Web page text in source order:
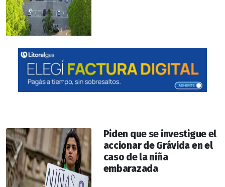
Piden que se investigue el
accionar de Grávida en el
caso de la niña
embarazada